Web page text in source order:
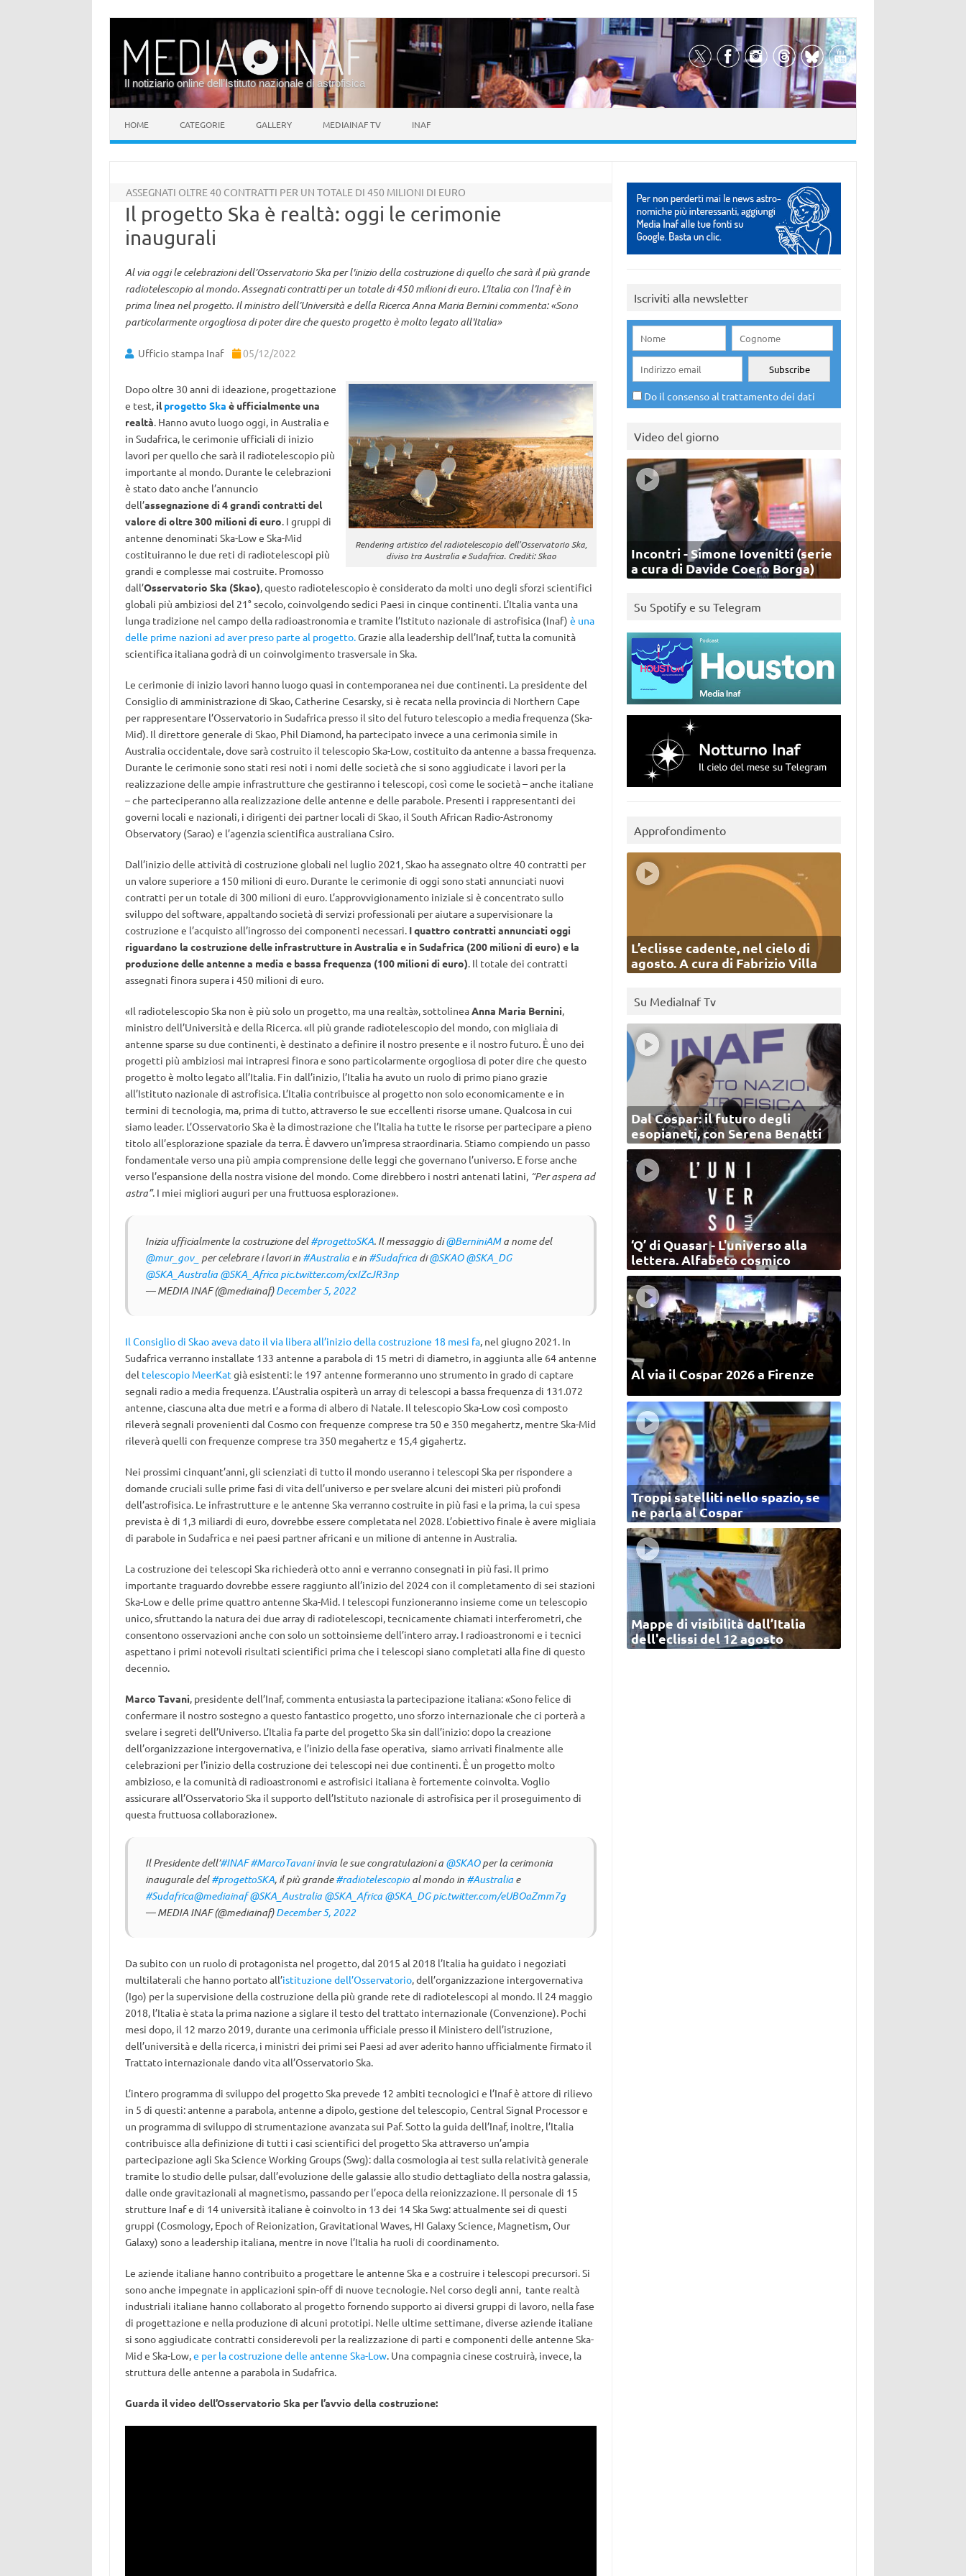
Il notiziario online dell’Istituto nazionale di astrofisica
HOME CATEGORIE GALLERY MEDIAINAF TV INAF
ASSEGNATI OLTRE 40 CONTRATTI PER UN TOTALE DI 450 MILIONI DI EURO
Il progetto Ska è realtà: oggi le cerimonie
inaugurali
Al via oggi le celebrazioni dell’Osservatorio Ska per l'inizio della costruzione di quello che sarà il più grande
radiotelescopio al mondo. Assegnati contratti per un totale di 450 milioni di euro. L’Italia con l’Inaf è in
prima linea nel progetto. Il ministro dell’Università e della Ricerca Anna Maria Bernini commenta: «Sono
particolarmente orgogliosa di poter dire che questo progetto è molto legato all'Italia»
Ufficio stampa Inaf 05/12/2022
Rendering artistico del radiotelescopio dell’Osservatorio Ska,
diviso tra Australia e Sudafrica. Crediti: Skao
Dopo oltre 30 anni di ideazione, progettazione
e test, ilprogetto Ska è ufficialmente una
realtà. Hanno avuto luogo oggi, in Australia e
in Sudafrica, le cerimonie ufficiali di inizio
lavori per quello che sarà il radiotelescopio più
importante al mondo. Durante le celebrazioni
è stato dato anche l’annuncio
dell’assegnazione di 4 grandi contratti del
valore di oltre 300 milioni di euro. I gruppi di
antenne denominati Ska-Low e Ska-Mid
costituiranno le due reti di radiotelescopi più
grandi e complesse mai costruite. Promosso
dall’Osservatorio Ska (Skao), questo radiotelescopio è considerato da molti uno degli sforzi scientifici
globali più ambiziosi del 21° secolo, coinvolgendo sedici Paesi in cinque continenti. L’Italia vanta una
lunga tradizione nel campo della radioastronomia e tramite l’Istituto nazionale di astrofisica (Inaf) è una
delle prime nazioni ad aver preso parte al progetto.Grazie alla leadership dell’Inaf, tutta la comunità
scientifica italiana godrà di un coinvolgimento trasversale in Ska.
Le cerimonie di inizio lavori hanno luogo quasi in contemporanea nei due continenti. La presidente del
Consiglio di amministrazione di Skao, Catherine Cesarsky, si è recata nella provincia di Northern Cape
per rappresentare l’Osservatorio in Sudafrica presso il sito del futuro telescopio a media frequenza (Ska-
Mid). Il direttore generale di Skao, Phil Diamond, ha partecipato invece a una cerimonia simile in
Australia occidentale, dove sarà costruito il telescopio Ska-Low, costituito da antenne a bassa frequenza.
Durante le cerimonie sono stati resi noti i nomi delle società che si sono aggiudicate i lavori per la
realizzazione delle ampie infrastrutture che gestiranno i telescopi, così come le società – anche italiane
– che parteciperanno alla realizzazione delle antenne e delle parabole. Presenti i rappresentanti dei
governi locali e nazionali, i dirigenti dei partner locali di Skao, il South African Radio-Astronomy
Observatory (Sarao) e l’agenzia scientifica australiana Csiro.
Dall’inizio delle attività di costruzione globali nel luglio 2021, Skao ha assegnato oltre 40 contratti per
un valore superiore a 150 milioni di euro. Durante le cerimonie di oggi sono stati annunciati nuovi
contratti per un totale di 300 milioni di euro. L’approvvigionamento iniziale si è concentrato sullo
sviluppo del software, appaltando società di servizi professionali per aiutare a supervisionare la
costruzione e l’acquisto all’ingrosso dei componenti necessari.I quattro contratti annunciati oggi
riguardano la costruzione delle infrastrutture in Australia e in Sudafrica (200 milioni di euro) e la
produzione delle antenne a media e bassa frequenza (100 milioni di euro). Il totale dei contratti
assegnati finora supera i 450 milioni di euro.
«Il radiotelescopio Ska non è più solo un progetto, ma una realtà», sottolineaAnna Maria Bernini,
ministro dell’Università e della Ricerca. «Il più grande radiotelescopio del mondo, con migliaia di
antenne sparse su due continenti, è destinato a definire il nostro presente e il nostro futuro. È uno dei
progetti più ambiziosi mai intrapresi finora e sono particolarmente orgogliosa di poter dire che questo
progetto è molto legato all’Italia. Fin dall’inizio, l’Italia ha avuto un ruolo di primo piano grazie
all’Istituto nazionale di astrofisica. L’Italia contribuisce al progetto non solo economicamente e in
termini di tecnologia, ma, prima di tutto, attraverso le sue eccellenti risorse umane. Qualcosa in cui
siamo leader. L’Osservatorio Ska è la dimostrazione che l’Italia ha tutte le risorse per partecipare a pieno
titolo all’esplorazione spaziale da terra. È davvero un’impresa straordinaria. Stiamo compiendo un passo
fondamentale verso una più ampia comprensione delle leggi che governano l’universo. E forse anche
verso l’espansione della nostra visione del mondo. Come direbbero i nostri antenati latini, “Per aspera ad
astra”. I miei migliori auguri per una fruttuosa esplorazione».
Inizia ufficialmente la costruzione del#progettoSKA. Il messaggio di@BerniniAMa nome del
@mur_gov_ per celebrare i lavori in #Australiae in #Sudafricadi@SKAO @SKA_DG
@SKA_Australia @SKA_Africa pic.twitter.com/cxIZcJR3np
— MEDIA INAF (@mediainaf)December 5, 2022
Il Consiglio di Skao aveva dato il via libera all’inizio della costruzione 18 mesi fa, nel giugno 2021. In
Sudafrica verranno installate 133 antenne a parabola di 15 metri di diametro, in aggiunta alle 64 antenne
del telescopio MeerKat già esistenti: le 197 antenne formeranno uno strumento in grado di captare
segnali radio a media frequenza. L’Australia ospiterà un array di telescopi a bassa frequenza di 131.072
antenne, ciascuna alta due metri e a forma di albero di Natale. Il telescopio Ska-Low così composto
rileverà segnali provenienti dal Cosmo con frequenze comprese tra 50 e 350 megahertz, mentre Ska-Mid
rileverà quelli con frequenze comprese tra 350 megahertz e 15,4 gigahertz.
Nei prossimi cinquant’anni, gli scienziati di tutto il mondo useranno i telescopi Ska per rispondere a
domande cruciali sulle prime fasi di vita dell’universo e per svelare alcuni dei misteri più profondi
dell’astrofisica. Le infrastrutture e le antenne Ska verranno costruite in più fasi e la prima, la cui spesa
prevista è di 1,3 miliardi di euro, dovrebbe essere completata nel 2028. L’obiettivo finale è avere migliaia
di parabole in Sudafrica e nei paesi partner africani e un milione di antenne in Australia.
La costruzione dei telescopi Ska richiederà otto anni e verranno consegnati in più fasi. Il primo
importante traguardo dovrebbe essere raggiunto all’inizio del 2024 con il completamento di sei stazioni
Ska-Low e delle prime quattro antenne Ska-Mid. I telescopi funzioneranno insieme come un telescopio
unico, sfruttando la natura dei due array di radiotelescopi, tecnicamente chiamati interferometri, che
consentono osservazioni anche con solo un sottoinsieme dell’intero array. I radioastronomi e i tecnici
aspettano i primi notevoli risultati scientifici prima che i telescopi siano completati alla fine di questo
decennio.
Marco Tavani, presidente dell’Inaf, commenta entusiasta la partecipazione italiana: «Sono felice di
confermare il nostro sostegno a questo fantastico progetto, uno sforzo internazionale che ci porterà a
svelare i segreti dell’Universo. L’Italia fa parte del progetto Ska sin dall’inizio: dopo la creazione
dell’organizzazione intergovernativa, e l’inizio della fase operativa, siamo arrivati finalmente alle
celebrazioni per l’inizio della costruzione dei telescopi nei due continenti. È un progetto molto
ambizioso, e la comunità di radioastronomi e astrofisici italiana è fortemente coinvolta. Voglio
assicurare all’Osservatorio Ska il supporto dell’Istituto nazionale di astrofisica per il proseguimento di
questa fruttuosa collaborazione».
Il Presidente dell’#INAF #MarcoTavaniinvia le sue congratulazioni a @SKAOper la cerimonia
inaugurale del#progettoSKA, il più grande#radiotelescopioal mondo in #Australiae
#Sudafrica@mediainaf@SKA_Australia @SKA_Africa @SKA_DG pic.twitter.com/eUBOaZmm7g
— MEDIA INAF (@mediainaf)December 5, 2022
Da subito con un ruolo di protagonista nel progetto, dal 2015 al 2018 l’Italia ha guidato i negoziati
multilaterali che hanno portato all’istituzione dell’Osservatorio, dell’organizzazione intergovernativa
(Igo) per la supervisione della costruzione della più grande rete di radiotelescopi al mondo. Il 24 maggio
2018, l’Italia è stata la prima nazione a siglare il testo del trattato internazionale (Convenzione). Pochi
mesi dopo, il 12 marzo 2019, durante una cerimonia ufficiale presso il Ministero dell’istruzione,
dell’università e della ricerca, i ministri dei primi sei Paesi ad aver aderito hanno ufficialmente firmato il
Trattato internazionale dando vita all’Osservatorio Ska.
L’intero programma di sviluppo del progetto Ska prevede 12 ambiti tecnologici e l’Inaf è attore di rilievo
in 5 di questi: antenne a parabola, antenne a dipolo, gestione del telescopio, Central Signal Processor e
un programma di sviluppo di strumentazione avanzata sui Paf. Sotto la guida dell’Inaf, inoltre, l’Italia
contribuisce alla definizione di tutti i casi scientifici del progetto Ska attraverso un’ampia
partecipazione agli Ska Science Working Groups (Swg): dalla cosmologia ai test sulla relatività generale
tramite lo studio delle pulsar, dall’evoluzione delle galassie allo studio dettagliato della nostra galassia,
dalle onde gravitazionali al magnetismo, passando per l’epoca della reionizzazione. Il personale di 15
strutture Inaf e di 14 università italiane è coinvolto in 13 dei 14 Ska Swg: attualmente sei di questi
gruppi (Cosmology, Epoch of Reionization, Gravitational Waves, HI Galaxy Science, Magnetism, Our
Galaxy) sono a leadership italiana, mentre in nove l’Italia ha ruoli di coordinamento.
Le aziende italiane hanno contribuito a progettare le antenne Ska e a costruire i telescopi precursori. Si
sono anche impegnate in applicazioni spin-off di nuove tecnologie. Nel corso degli anni, tante realtà
industriali italiane hanno collaborato al progetto fornendo supporto ai diversi gruppi di lavoro, nella fase
di progettazione e nella produzione di alcuni prototipi. Nelle ultime settimane, diverse aziende italiane
si sono aggiudicate contratti considerevoli per la realizzazione di parti e componenti delle antenne Ska-
Mid e Ska-Low,e per la costruzione delle antenne Ska-Low. Una compagnia cinese costruirà, invece, la
struttura delle antenne a parabola in Sudafrica.
Guarda il video dell’Osservatorio Ska per l’avvio della costruzione:
Iscriviti alla newsletter
Do il consenso al trattamento dei dati
Video del giorno
Incontri - Simone Iovenitti (serie
a cura di Davide Coero Borga)
Su Spotify e su Telegram
Approfondimento
L’eclisse cadente, nel cielo di
agosto. A cura di Fabrizio Villa
Su MediaInaf Tv
Dal Cospar: il futuro degli
esopianeti, con Serena Benatti
‘Q’ di Quasar - L'universo alla
lettera. Alfabeto cosmico
Al via il Cospar 2026 a Firenze
Troppi satelliti nello spazio, se
ne parla al Cospar
Mappe di visibilità dall’Italia
dell'eclissi del 12 agosto